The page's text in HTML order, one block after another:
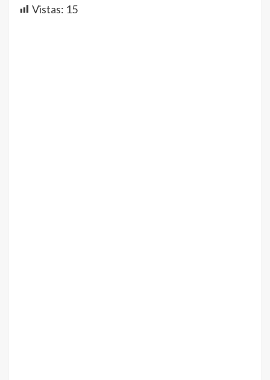
Vistas: 15